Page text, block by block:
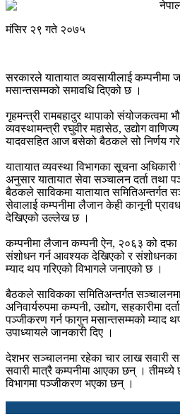
मंसिर २९ गते २०७५
सरकारले यातायात व्यवसायीलाई कम्पनीमा
मसान्तसम्मको समावधि दिएको छ ।
गृहमन्त्री रामबहादुर थापाको संयोजकत्वमा
व्यवस्थामन्त्री रघुवीर महासेठ, उद्योग
यादवसहित आज बसेको बैठकले सो निर्णय
यातायात व्यवस्था विभागका सूचना
अनुसार यातायात सेवा सञ्चालन दर्ता तथा
बैठकले साविकमा यातायात समितिअन्तर्गत
सेवालाई कम्पनीमा लैजान केही कानूनी
देखिएको उल्लेख छ ।
कम्पनीमा लैजान कम्पनी ऐन, २०६३ को दफा
संशोधन गर्न आवश्यक देखिएको र संशोधनका
म्याद थप गरिएको विभागले जनाएको छ ।
बैठकले साविकका समितिअन्तर्गत
अनिवार्यरुपमा कम्पनी, उद्योग, सहकारीमा
पञ्जीकरण गर्न फागुन मसान्तसम्मको म्याद
उपाध्यायले जानकारी दिए ।
देशभर सञ्चालनमा रहेका चार लाख सवारी
सवारी मात्रै कम्पनीमा आएका छन् । तीमध्ये
विभागमा पञ्जीकरण भएका छन् ।